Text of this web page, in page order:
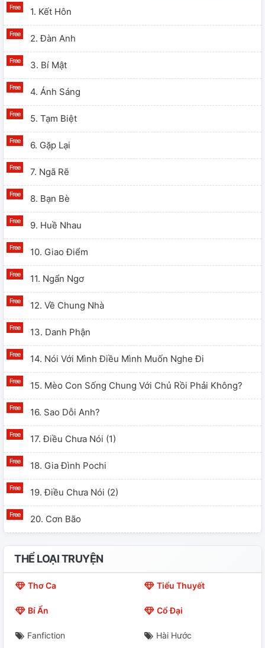
1. Kết Hôn
2. Đàn Anh
3. Bí Mật
4. Ánh Sáng
5. Tạm Biệt
6. Gặp Lại
7. Ngã Rẽ
8. Bạn Bè
9. Huề Nhau
10. Giao Điểm
11. Ngẩn Ngơ
12. Về Chung Nhà
13. Danh Phận
14. Nói Với Mình Điều Mình Muốn Nghe Đi
15. Mèo Con Sống Chung Với Chủ Rồi Phải Không?
16. Sao Dỗi Anh?
17. Điều Chưa Nói (1)
18. Gia Đình Pochi
19. Điều Chưa Nói (2)
20. Cơn Bão
21. Tâm Bão
22. Bí Mật Bật Mí
THỂ LOẠI TRUYỆN
Thơ Ca Tiểu Thuyết
Bí Ẩn Cổ Đại
Fanfiction Hài Hước